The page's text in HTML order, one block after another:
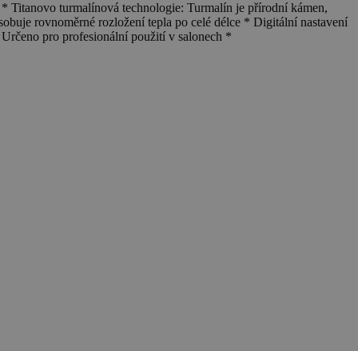
turmalínová technologie: Turmalín je přírodní kámen,
rovnoměrné rozložení tepla po celé délce * Digitální nastavení
pro profesionální použití v salonech *